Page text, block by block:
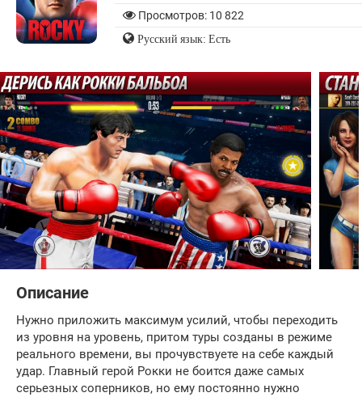
Просмотров: 10 822
Русский язык: Есть
Описание
Нужно приложить максимум усилий, чтобы переходить
из уровня на уровень, притом туры созданы в режиме
реального времени, вы прочувствуете на себе каждый
удар. Главный герой Рокки не боится даже самых
серьезных соперников, но ему постоянно нужно